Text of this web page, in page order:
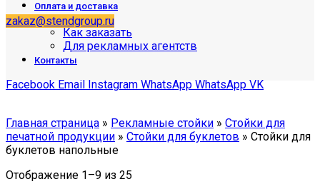
Оплата и доставка
Доставка
Как заказать
Для рекламных агентств
Контакты
Facebook Email Instagram WhatsApp WhatsApp VK
zakaz@stendgroup.ru
Главная страница » Рекламные стойки » Стойки для
печатной продукции » Стойки для буклетов » Стойки для
буклетов напольные
Отображение 1–9 из 25